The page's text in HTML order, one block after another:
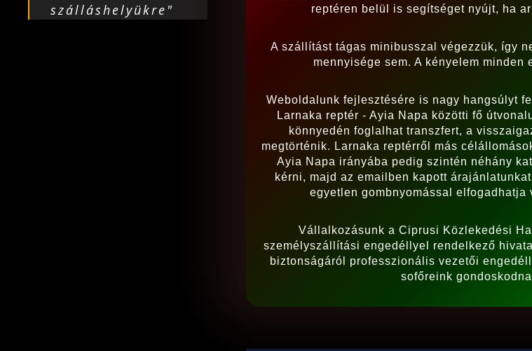
szálláshelyükre"
reptéren belül is segítséget nyújt, ha
A szállítást tágas minibusszal végezzük, így
mennyisége sem. A kényelem minden
Weboldalunk fejlesztésére is nagy hangsúlyt
Larnaka reptér - Ayia Napa közötti fő
könnyedén foglalhat transzfert, a
megtörténik. Larnaka reptérről más
Ayia Napa irányába pedig szintén néhány
kérni, majd az emailben kapott
egyetlen gombnyomással elfogadhatja
Vállalkozásunk a Ciprusi Közlekedési
személyszállítási engedéllyel rendelkező
biztonságáról professzionális vezetői
sofőreink